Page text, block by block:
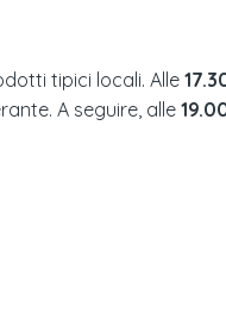
tipici locali. Alle
A seguire, alle